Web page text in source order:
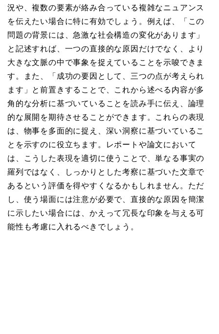
況や、複数の要素が絡み合っている複雑なニュアンス
を伝えたい場合に特に有効でしょう。例えば、「この
問題の背景には、急激な社会構造の変化があります」
と記述すれば、一つの直接的な原因だけでなく、より
大きな文脈の中で事象を捉えていることを示唆できま
す。また、「成功の要因として、三つの点が考えられ
ます」と前置きすることで、これから述べる内容が多
角的な分析に基づいていることを読み手に伝え、論理
的な展開を期待させることができます。これらの表現
は、物事を多面的に捉え、深い洞察に基づいているこ
とを示すのに役立ちます。レポートや論文において
は、こうした表現を適切に使うことで、単なる事実の
羅列ではなく、しっかりとした考察に基づいた文章で
あるという評価を得やすくなるかもしれません。ただ
し、使う場面には注意が必要で、直接的な原因を簡潔
に示したい場合には、かえって冗長な印象を与える可
能性も考慮に入れるべきでしょう。